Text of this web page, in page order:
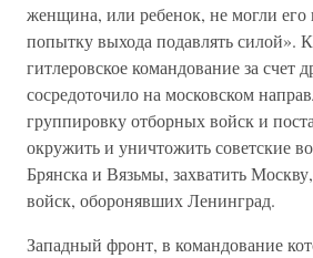
женщина, или ребенок, не могли
попытку выхода подавлять силой».
гитлеровское командование за счет
сосредоточило на московском
группировку отборных войск и
окружить и уничтожить советские
Брянска и Вязьмы, захватить
войск, оборонявших Ленинград.
Западный фронт, в командование